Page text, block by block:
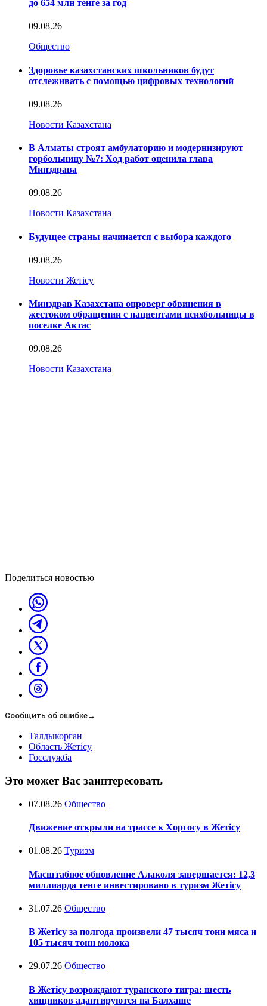
до 654 млн тенге за год
09.08.26
Общество
Здоровье казахстанских школьников будут
отслеживать с помощью цифровых технологий
09.08.26
Новости Казахстана
В Алматы строят амбулаторию и модернизируют
горбольницу №7: Ход работ оценила глава
Минздрава
09.08.26
Новости Казахстана
Будущее страны начинается с выбора каждого
09.08.26
Новости Жетісу
Минздрав Казахстана опроверг обвинения в
жестоком обращении с пациентами психбольницы в
поселке Актас
09.08.26
Новости Казахстана
Поделиться новостью
Сообщить об ошибке→
Талдыкорган
Область Жетісу
Госслужба
Это может Вас заинтересовать
07.08.26 Общество
Движение открыли на трассе к Хоргосу в Жетісу
01.08.26 Туризм
Масштабное обновление Алаколя завершается: 12,3
миллиарда тенге инвестировано в туризм Жетісу
31.07.26 Общество
В Жетісу за полгода произвели 47 тысяч тонн мяса и
105 тысяч тонн молока
29.07.26 Общество
В Жетісу возрождают туранского тигра: шесть
хищников адаптируются на Балхаше